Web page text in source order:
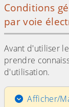
Conditions
par voie
Avant d'utiliser
prendre
d'utilisation.
Afficher/